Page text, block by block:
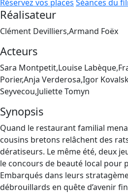
Réservez vos places Séances du
Réalisateur
Clément Devilliers,Armand Foëx
Acteurs
Sara Montpetit,Louise
Porier,Anja Verderosa,Igor
Seyvecou,Juliette Tomyn
Synopsis
Quand le restaurant familial
cousins bretons relâchent des
dératiseurs. Le même été, deux
le concours de beauté local pour
Embarqués dans leurs
débrouillards en quête d’avenir